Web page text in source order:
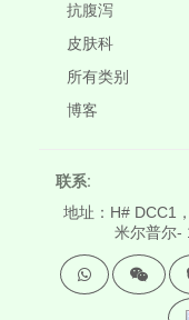
抗腹泻
皮肤科
所有类别
博客
联系:
地址：H# DCC1
米尔普尔-